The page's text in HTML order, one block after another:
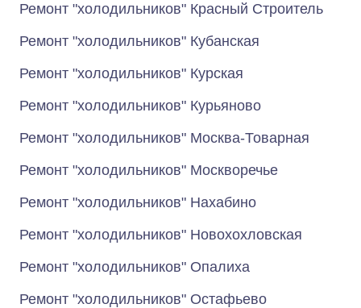
Ремонт "холодильников" Красный Строитель
Ремонт "холодильников" Кубанская
Ремонт "холодильников" Курская
Ремонт "холодильников" Курьяново
Ремонт "холодильников" Москва-Товарная
Ремонт "холодильников" Москворечье
Ремонт "холодильников" Нахабино
Ремонт "холодильников" Новохохловская
Ремонт "холодильников" Опалиха
Ремонт "холодильников" Остафьево